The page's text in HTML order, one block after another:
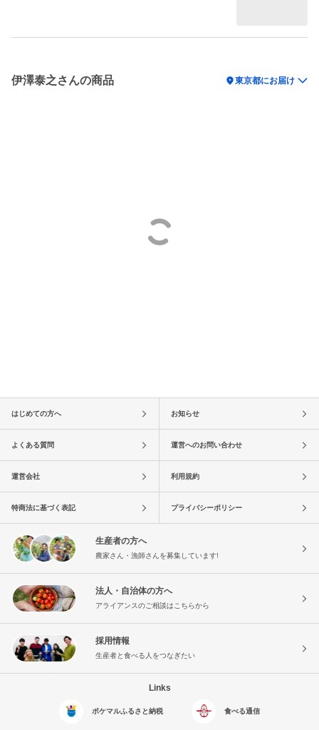
伊澤泰之さんの商品 location_on東京都にお届け
はじめての方へ お知らせ
よくある質問 運営へのお問い合わせ
運営会社 利用規約
特商法に基づく表記 プライバシーポリシー
生産者の方へ
農家さん・漁師さんを募集しています!
法人・自治体の方へ
アライアンスのご相談はこちらから
採用情報
生産者と食べる人をつなぎたい
Links
ポケマルふるさと納税 食べる通信